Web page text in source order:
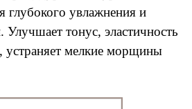
глубокого увлажнения и
тонус, эластичность
мелкие морщины